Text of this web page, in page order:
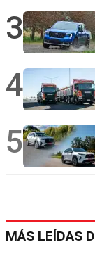
3
4
5
MÁS LEÍDAS